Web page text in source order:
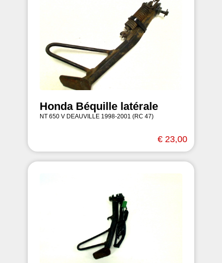
Honda Béquille latérale
NT 650 V DEAUVILLE 1998-2001 (RC 47)
€ 23,00